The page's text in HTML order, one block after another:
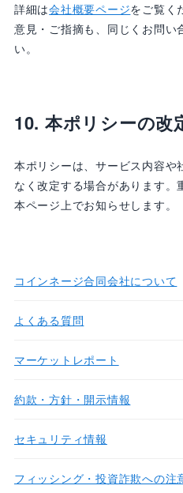
詳細は会社概要ページをご覧く
意見・ご指摘も、同じくお問い
い。
10. 本ポリシーの改
本ポリシーは、サービス内容や
なく改定する場合があります。
本ページ上でお知らせします。
コインネージ合同会社について
よくある質問
マーケットレポート
約款・方針・開示情報
セキュリティ情報
フィッシング・投資詐欺への注